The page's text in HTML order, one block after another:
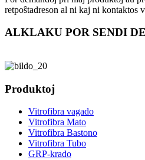
retpoŝtadreson al ni kaj ni kontaktos
ALKLAKU POR SENDI
Produktoj
Vitrofibra vagado
Vitrofibra Mato
Vitrofibra Bastono
Vitrofibra Tubo
GRP-krado